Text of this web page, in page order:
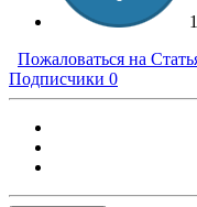
1
Пожаловаться на
Подписчики 0